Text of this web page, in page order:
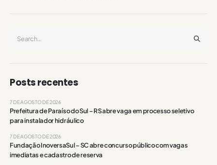
Posts recentes
Prefeitura de Paraíso do Sul – RS abre vaga em processo seletivo
para instalador hidráulico
7 DE AGOSTO DE 2026
Fundação InoversaSul – SC abre concurso público com vagas
imediatas e cadastro de reserva
7 DE AGOSTO DE 2026